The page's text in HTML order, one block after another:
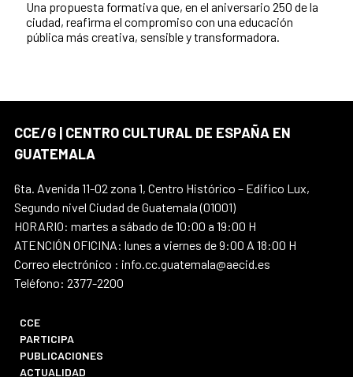
Una propuesta formativa que, en el aniversario 250 de la
ciudad, reafirma el compromiso con una educación
pública más creativa, sensible y transformadora.
CCE/G | CENTRO CULTURAL DE ESPAÑA EN
GUATEMALA
6ta. Avenida 11-02 zona 1, Centro Histórico – Edifico Lux,
Segundo nivel Ciudad de Guatemala (01001)
HORARIO: martes a sábado de 10:00 a 19:00 H
ATENCIÓN OFICINA: lunes a viernes de 9:00 A 18:00 H
Correo electrónico : info.cc.guatemala@aecid.es
Teléfono: 2377-2200
CCE
PARTICIPA
PUBLICACIONES
ACTUALIDAD